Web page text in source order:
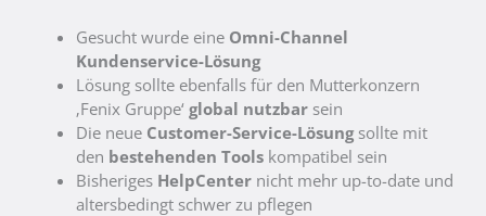
Gesucht wurde eine Omni-Channel
Kundenservice-Lösung
Lösung sollte ebenfalls für den Mutterkonzern
‚Fenix Gruppe‘ global nutzbar sein
Die neue Customer-Service-Lösungsollte mit
den bestehenden Tools kompatibel sein
Bisheriges HelpCenter nicht mehr up-to-date und
altersbedingt schwer zu pflegen